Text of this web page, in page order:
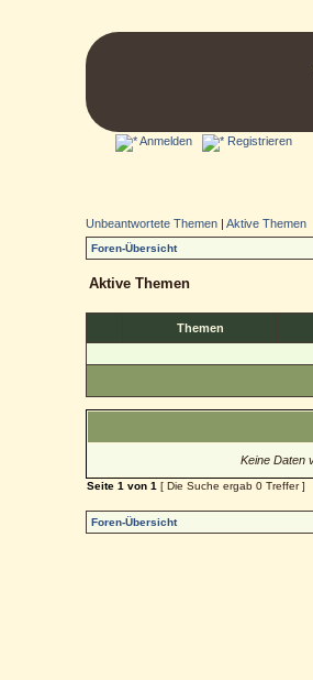
Anmelden Registrieren
Unbeantwortete Themen |Aktive Themen
Foren-Übersicht
Aktive Themen
Themen
Keine Daten
Seite1 von1 [ Die Suche ergab 0 Treffer ]
Foren-Übersicht